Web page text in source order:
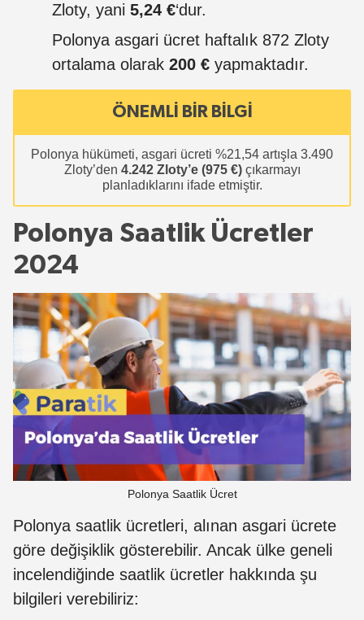
Zloty, yani 5,24 €‘dur.
Polonya asgari ücret haftalık 872 Zloty
ortalama olarak 200 € yapmaktadır.
ÖNEMLİ BİR BİLGİ
Polonya hükümeti, asgari ücreti %21,54 artışla 3.490
Zloty’den 4.242 Zloty’e (975 €) çıkarmayı
planladıklarını ifade etmiştir.
Polonya Saatlik Ücretler
2024
Polonya Saatlik Ücret
Polonya saatlik ücretleri, alınan asgari ücrete
göre değişiklik gösterebilir. Ancak ülke geneli
incelendiğinde saatlik ücretler hakkında şu
bilgileri verebiliriz: